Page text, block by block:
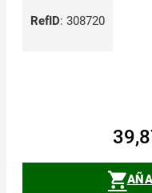
RefID: 308720